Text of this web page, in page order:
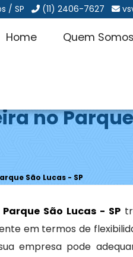
/ SP (11) 2406-7627
Home Quem Somos
no
São Lucas - SP
São Lucas - SP
em termos de
empresa pode